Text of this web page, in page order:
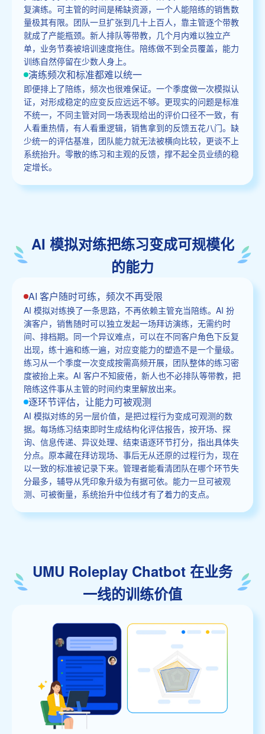
复演练。可主管的时间是稀缺资源，一个人能陪练的销售数
量极其有限。团队一旦扩张到几十上百人，靠主管逐个带教
就成了产能瓶颈。新人排队等带教，几个月内难以独立产
单，业务节奏被培训速度拖住。陪练做不到全员覆盖，能力
训练自然停留在少数人身上。
演练频次和标准都难以统一
即便排上了陪练，频次也很难保证。一个季度做一次模拟认
证，对形成稳定的应变反应远远不够。更现实的问题是标准
不统一，不同主管对同一场表现给出的评价口径不一致，有
人看重热情，有人看重逻辑，销售拿到的反馈五花八门。缺
少统一的评估基准，团队能力就无法被横向比较，更谈不上
系统抬升。零散的练习和主观的反馈，撑不起全员业绩的稳
定增长。
AI 模拟对练把练习变成可规模化
的能力
AI 客户随时可练，频次不再受限
AI 模拟对练换了一条思路，不再依赖主管充当陪练。AI 扮
演客户，销售随时可以独立发起一场拜访演练，无需约时
间、排档期。同一个异议难点，可以在不同客户角色下反复
出现，练十遍和练一遍，对应变能力的塑造不是一个量级。
练习从一个季度一次变成按需高频开展，团队整体的练习密
度被抬上来。AI 客户不知疲倦，新人也不必排队等带教，把
陪练这件事从主管的时间约束里解放出来。
逐环节评估，让能力可被观测
AI 模拟对练的另一层价值，是把过程行为变成可观测的数
据。每场练习结束即时生成结构化评估报告，按开场、探
询、信息传递、异议处理、结束语逐环节打分，指出具体失
分点。原本藏在拜访现场、事后无从还原的过程行为，现在
以一致的标准被记录下来。管理者能看清团队在哪个环节失
分最多，辅导从凭印象升级为有据可依。能力一旦可被观
测、可被衡量，系统抬升中位线才有了着力的支点。
UMU Roleplay Chatbot 在业务
一线的训练价值